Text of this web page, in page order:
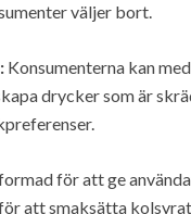
väljer bort.
Konsumenterna kan
drycker som är
för att ge
att smaksätta